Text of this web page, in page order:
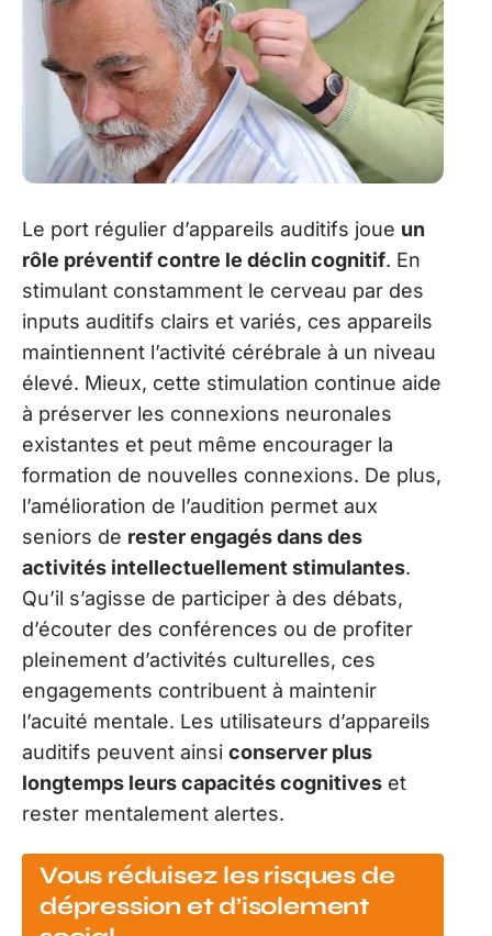
Le port régulier d’appareils auditifs joue un
rôle préventif contre le déclin cognitif. En
stimulant constamment le cerveau par des
inputs auditifs clairs et variés, ces appareils
maintiennent l’activité cérébrale à un niveau
élevé. Mieux, cette stimulation continue aide
à préserver les connexions neuronales
existantes et peut même encourager la
formation de nouvelles connexions. De plus,
l’amélioration de l’audition permet aux
seniors de rester engagés dans des
activités intellectuellement stimulantes.
Qu’il s’agisse de participer à des débats,
d’écouter des conférences ou de profiter
pleinement d’activités culturelles, ces
engagements contribuent à maintenir
l’acuité mentale. Les utilisateurs d’appareils
auditifs peuvent ainsi conserver plus
longtemps leurs capacités cognitives et
rester mentalement alertes.
Vous réduisez les risques de
dépression et d’isolement